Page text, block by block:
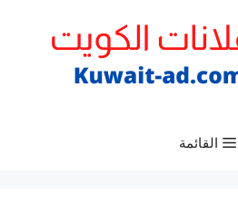
القائمة